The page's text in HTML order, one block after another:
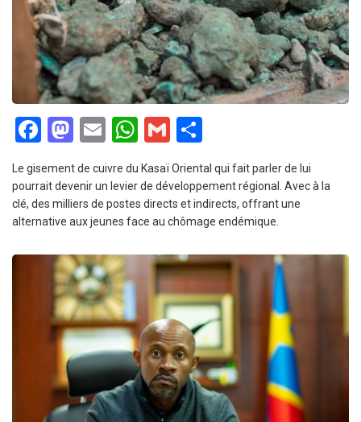
Facebook
Mastodon
EmailWhatsApp
Gmail
Le gisement de cuivre du Kasaï Oriental qui fait parler de lui
pourrait devenir un levier de développement régional. Avec à la
clé, des milliers de postes directs et indirects, offrant une
alternative aux jeunes face au chômage endémique.